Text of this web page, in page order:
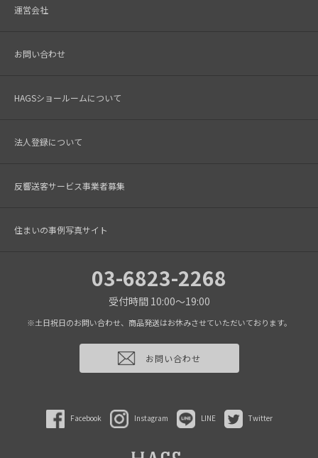
運営会社
お問い合わせ
HAGSショールームについて
法人登録について
反響送客サービス事業者募集
住まいの事例写真サイト
03-6823-2268
受付時間 10:00～19:00
※土日祝日のお問い合わせ、商品発送はお休みさせていただいております。
お問い合わせ
Facebook Instagram LINE Twitter